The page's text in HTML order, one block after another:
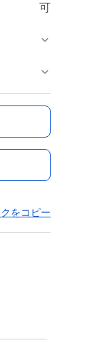
可
をコピー